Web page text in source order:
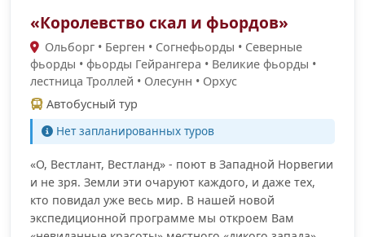
«Королевство скал и фьордов»
Ольборг • Берген • Согнефьорды • Cеверные
фьорды • фьорды Гейрангера • Великие фьорды •
лестница Троллей • Олесунн • Орхус
Автобусный тур
Нет запланированных туров
«О, Вестлант, Вестланд» - поют в Западной Норвегии
и не зря. Земли эти очаруют каждого, и даже тех,
кто повидал уже весь мир. В нашей новой
экспедиционной программе мы откроем Вам